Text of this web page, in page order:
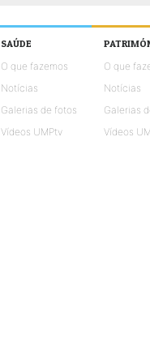
SAÚDE
O que fazemos
Notícias
Galerias de fotos
Vídeos UMPtv
O que
Notícias
Galerias
Vídeos